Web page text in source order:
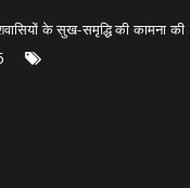
के सुख-समृद्धि की कामना की